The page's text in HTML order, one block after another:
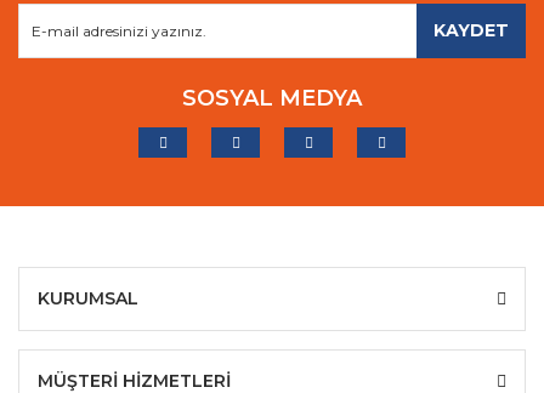
KAYDET
SOSYAL MEDYA
KURUMSAL
MÜŞTERİ HİZMETLERİ